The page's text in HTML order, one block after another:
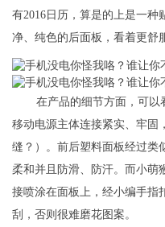
有2016日历，算是的上是一
净、纯色的后面板，看着更舒
在产品的细节方面，可以
移动电源主体连接紧实、牢固
缝？）。前后塑料面板经过类
柔和并且防滑、防汗。而小萌
接喷涂在面板上，经小编手指
刮，否则很难磨花图案。